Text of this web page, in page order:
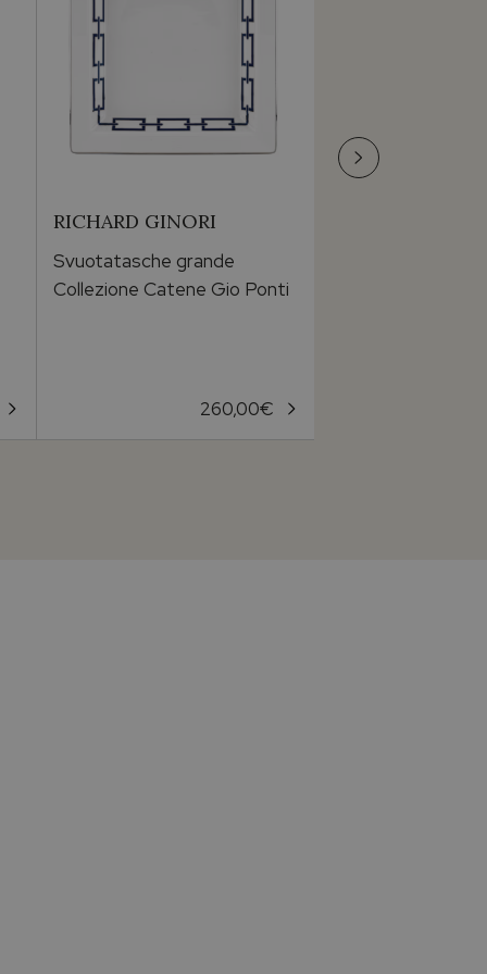
RICHARD GINORI
Svuotatasche grande
Collezione Catene Gio Ponti
260,00€